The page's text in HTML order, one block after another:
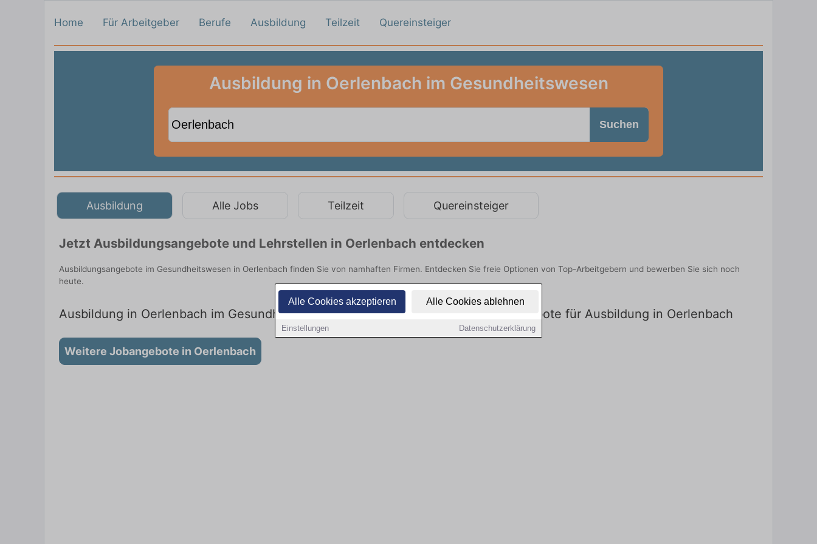
Alle Cookies akzeptieren Alle Cookies ablehnen
Einstellungen Datenschutzerklärung
Home Für Arbeitgeber Berufe Ausbildung Teilzeit Quereinsteiger
Ausbildung in Oerlenbach im Gesundheitswesen
Suchen
Ausbildung Alle Jobs Teilzeit Quereinsteiger
Jetzt Ausbildungsangebote und Lehrstellen in Oerlenbach entdecken
Ausbildungsangebote im Gesundheitswesen in Oerlenbach finden Sie von namhaften Firmen. Entdecken Sie freie Optionen von Top-Arbeitgebern und bewerben Sie sich noch
heute.
Ausbildung in Oerlenbach im Gesundheitswesen: Aktuell gibt es keine Stellenangebote für Ausbildung in Oerlenbach
Weitere Jobangebote in Oerlenbach